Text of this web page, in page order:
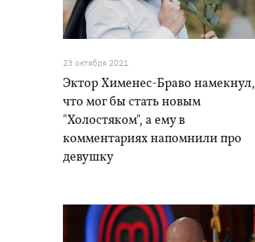
23 октября 2021
Эктор Хименес-Браво намекнул,
что мог бы стать новым
"Холостяком", а ему в
комментариях напомнили про
девушку